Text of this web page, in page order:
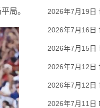
局。
2026年7月11日